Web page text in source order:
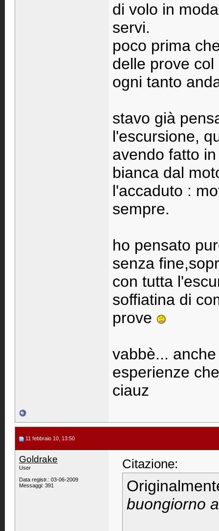
di volo in
servi.
poco prima
delle prove
ogni tanto
stavo già
l'escursione,
avendo fatto
bianca dal
l'accaduto :
sempre.
ho pensato
senza
con tutta
soffiatina di
prove
vabbè...
esperienze
ciauz
11 febbraio 10, 13:50
Goldrake
User
Data registr.: 03-06-2009
Messaggi: 391
Citazione:
buongiorno